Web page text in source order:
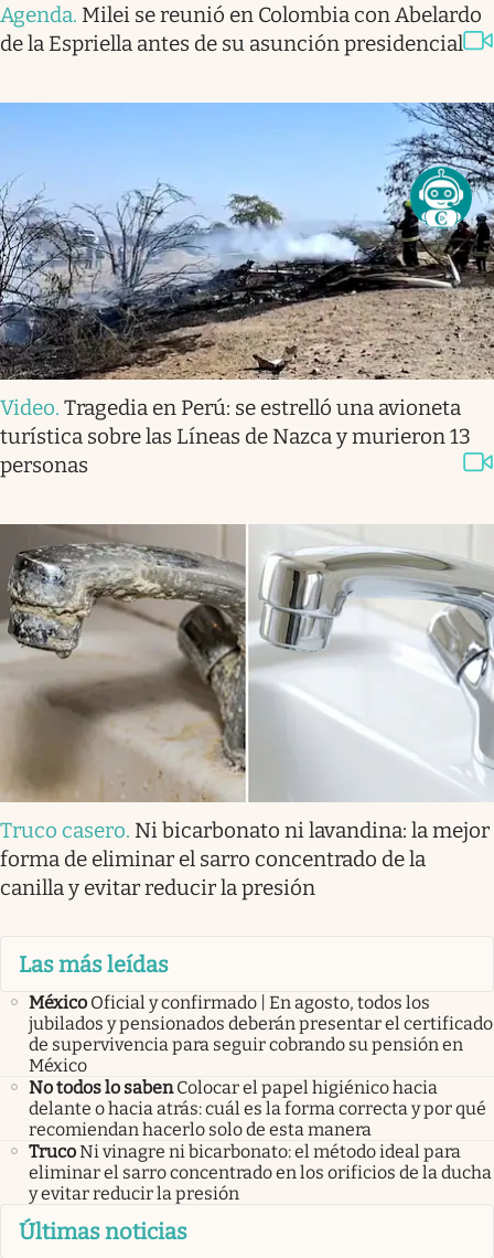
Agenda. Milei se reunió en Colombia con Abelardo
de la Espriella antes de su asunción presidencial
Video. Tragedia en Perú: se estrelló una avioneta
turística sobre las Líneas de Nazca y murieron 13
personas
Truco casero. Ni bicarbonato ni lavandina: la mejor
forma de eliminar el sarro concentrado de la
canilla y evitar reducir la presión
Las más leídas
México Oficial y confirmado | En agosto, todos los
jubilados y pensionados deberán presentar el certificado
de supervivencia para seguir cobrando su pensión en
México
No todos lo saben Colocar el papel higiénico hacia
delante o hacia atrás: cuál es la forma correcta y por qué
recomiendan hacerlo solo de esta manera
TrucoNi vinagre ni bicarbonato: el método ideal para
eliminar el sarro concentrado en los orificios de la ducha
y evitar reducir la presión
Últimas noticias